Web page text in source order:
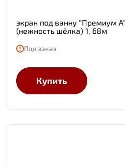
экран под ванну "Премиум
(нежность шёлка) 1, 68м
Под заказ
Купить